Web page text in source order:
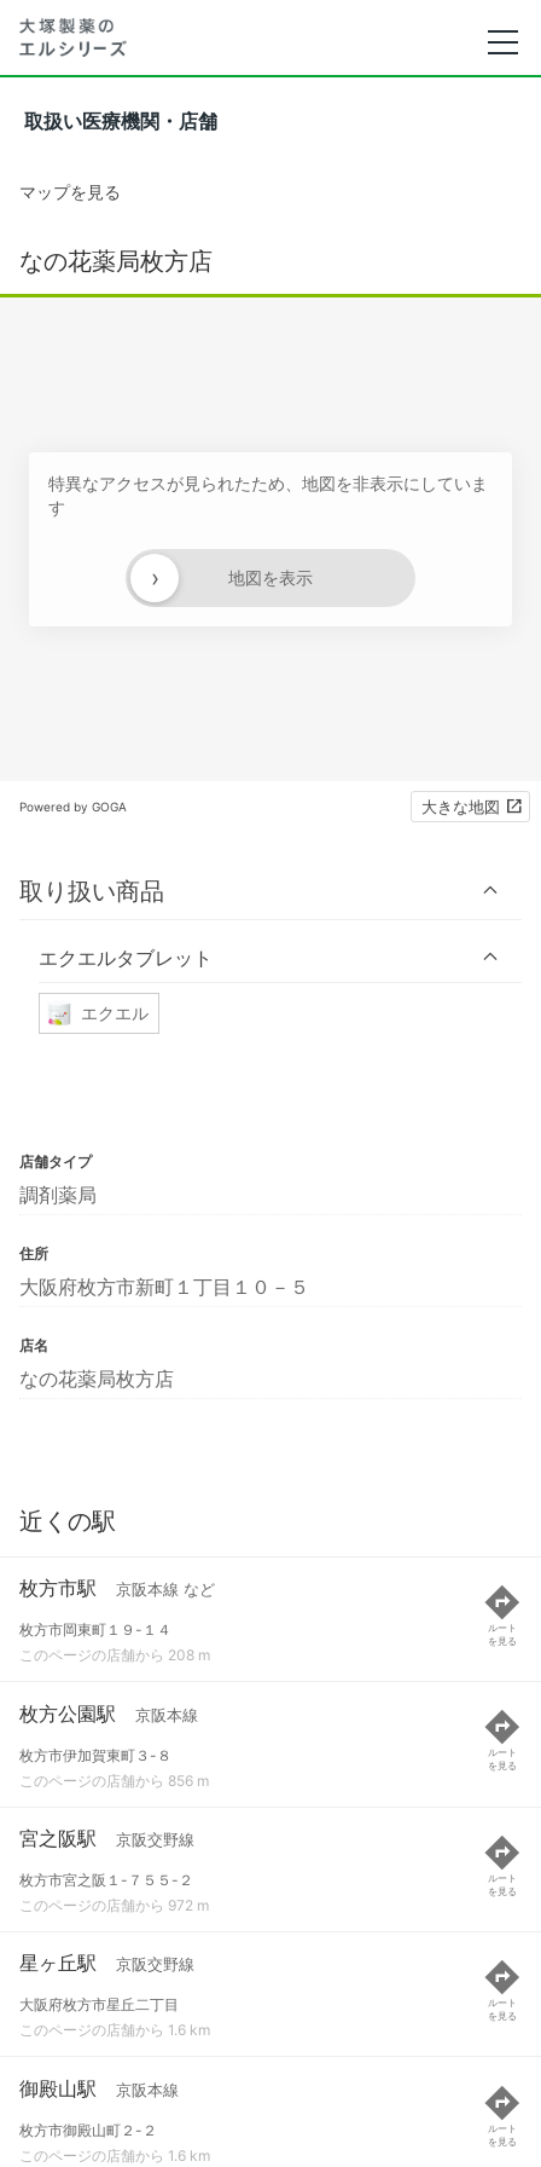
取扱い医療機関・店舗
マップを見る
なの花薬局枚方店
特異なアクセスが見られたため、地図を非表示にしていま
す
地図を表示
›
Powered by GOGA 大きな地図
取り扱い商品
エクエルタブレット
エクエル
店舗タイプ
調剤薬局
住所
大阪府枚方市新町１丁目１０－５
店名
なの花薬局枚方店
近くの駅
枚方市駅 京阪本線 など
枚方市岡東町１９-１４
このページの店舗から 208 m
ルート
を見る
枚方公園駅 京阪本線
枚方市伊加賀東町３-８
このページの店舗から 856 m
ルート
を見る
宮之阪駅 京阪交野線
枚方市宮之阪１-７５５-２
このページの店舗から 972 m
ルート
を見る
星ヶ丘駅 京阪交野線
大阪府枚方市星丘二丁目
このページの店舗から 1.6 km
ルート
を見る
御殿山駅 京阪本線
枚方市御殿山町２-２
このページの店舗から 1.6 km
ルート
を見る